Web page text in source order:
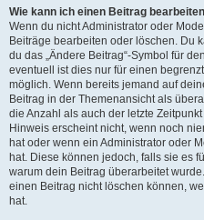
Wie kann ich einen Beitrag
Wenn du nicht Administrator oder
Beiträge bearbeiten oder löschen. Du
du das „Ändere Beitrag“-Symbol für
eventuell ist dies nur für einen
möglich. Wenn bereits jemand auf
Beitrag in der Themenansicht als
die Anzahl als auch der letzte
Hinweis erscheint nicht, wenn noch
hat oder wenn ein Administrator oder
hat. Diese können jedoch, falls sie es
warum dein Beitrag überarbeitet
einen Beitrag nicht löschen können,
hat.